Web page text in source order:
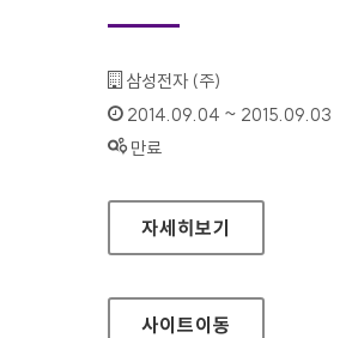
기관명 :
삼성전자 (주)
인증기간 :
2014.09.04 ~ 2015.09.03
상태 :
만료
휴먼테크논문대상 홈페이지
자세히보기
사이트이동